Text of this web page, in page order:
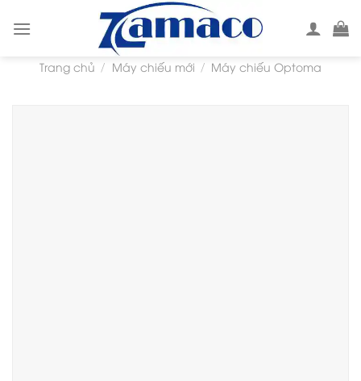
Trang chủ / Máy chiếu mới / Máy chiếu Optoma